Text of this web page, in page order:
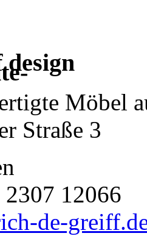
design
Möbel
Straße 3
12066
de-